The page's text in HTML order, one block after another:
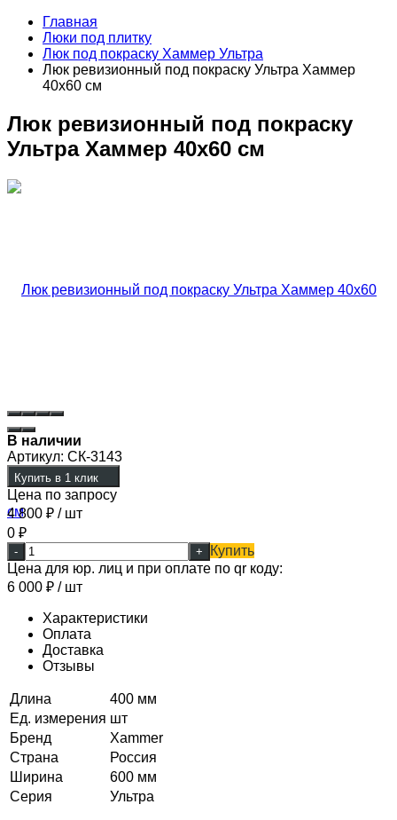
Главная
Люки под плитку
Люк под покраску Хаммер Ультра
Люк ревизионный под покраску Ультра Хаммер
40х60 см
Люк ревизионный под покраску
Ультра Хаммер 40х60 см
В наличии
Артикул: СК-3143
Купить в 1 клик
Цена по запросу
4 800 ₽ / шт
0 ₽
- +
Купить
Цена для юр. лиц и при оплате по qr коду:
6 000 ₽ / шт
Характеристики
Оплата
Доставка
Отзывы
Длина
400 мм
Ед. измерения шт
Бренд
Xammer
Страна
Россия
Ширина
600 мм
Серия
Ультра